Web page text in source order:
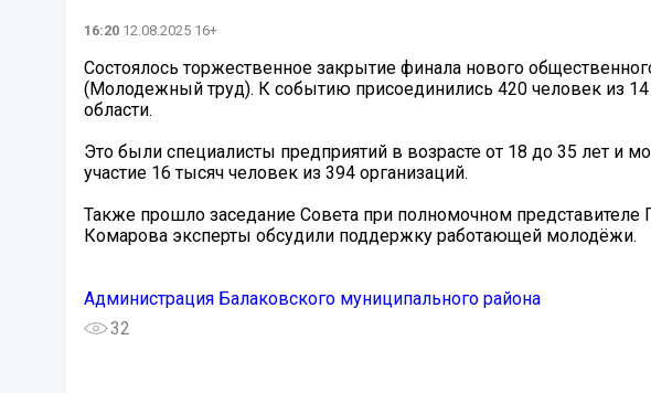
16:20 12.08.2025 16+
Состоялось торжественное закрытие финала нового
(Молодежный труд). К событию присоединились 420 человек из 14
области.
Это были специалисты предприятий в возрасте от 18 до 35 лет и
участие 16 тысяч человек из 394 организаций.
Также прошло заседание Совета при полномочном
Комарова эксперты обсудили поддержку работающей молодёжи.
Администрация Балаковского муниципального района
32